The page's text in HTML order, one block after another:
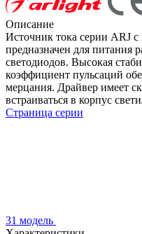
Описание
Источник тока серии ARJ с
предназначен для питания
светодиодов. Высокая
коэффициент пульсаций
мерцания. Драйвер имеет
встраиваться в корпус
Страница серии
31 модель